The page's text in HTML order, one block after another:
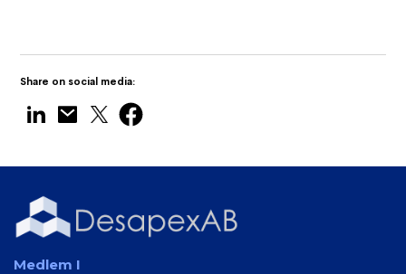
Share on social media:
Medlem I